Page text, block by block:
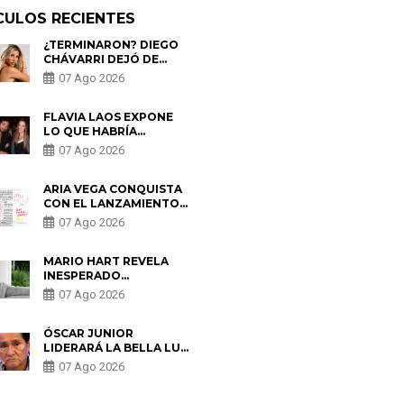
RECIENTES
¿TERMINARON? DIEGO
CHÁVARRI DEJÓ DE
SEGUIR A GABRIELA
HERRERA Y ANUNCIA SU
07 Ago 2026
FLAVIA LAOS EXPONE
LO QUE HABRÍA
BUSCADO PABLO
HEREDIA CON ALE
PARTES QUERÍA EL
REMEMBER”
07 Ago 2026
ARIA VEGA CONQUISTA
CON EL LANZAMIENTO
DE “TOTOTO (+4)”
07 Ago 2026
MARIO HART REVELA
INESPERADO
PROBLEMA DE SALUD
ANTES DE SEPARARSE
ENCONTRARON UN
TUMOR”
07 Ago 2026
ÓSCAR JUNIOR
LIDERARÁ LA BELLA LUZ
TRAS SALIDA DE SU
PADRE POR POLÉMICA
07 Ago 2026